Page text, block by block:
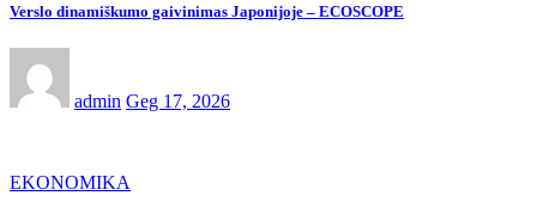
Verslo dinamiškumo gaivinimas Japonijoje – ECOSCOPE
admin Geg 17, 2026
EKONOMIKA